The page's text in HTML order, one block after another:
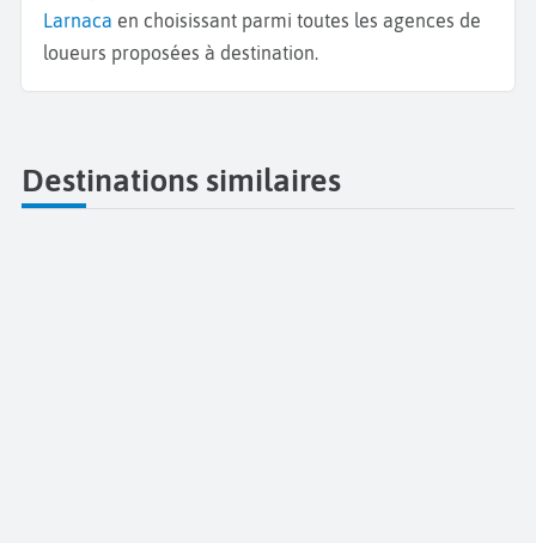
Larnaca en choisissant parmi toutes les agences de
loueurs proposées à destination.
Destinations similaires